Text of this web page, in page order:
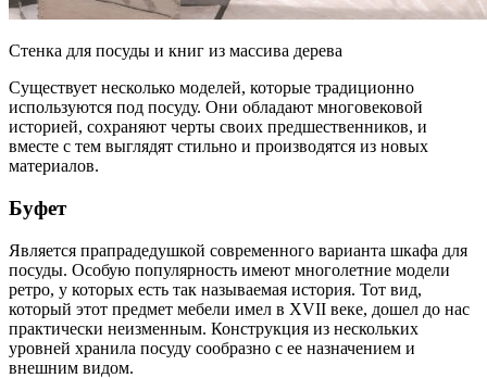
Стенка для посуды и книг из массива дерева
Существует несколько моделей, которые традиционно
используются под посуду. Они обладают многовековой
историей, сохраняют черты своих предшественников, и
вместе с тем выглядят стильно и производятся из новых
материалов.
Буфет
Является прапрадедушкой современного варианта шкафа для
посуды. Особую популярность имеют многолетние модели
ретро, у которых есть так называемая история. Тот вид,
который этот предмет мебели имел в XVII веке, дошел до нас
практически неизменным. Конструкция из нескольких
уровней хранила посуду сообразно с ее назначением и
внешним видом.